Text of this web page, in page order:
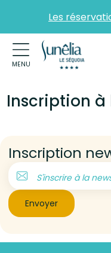
Les
MENU
Inscription à
Inscription
S'inscrire à la
Envoyer